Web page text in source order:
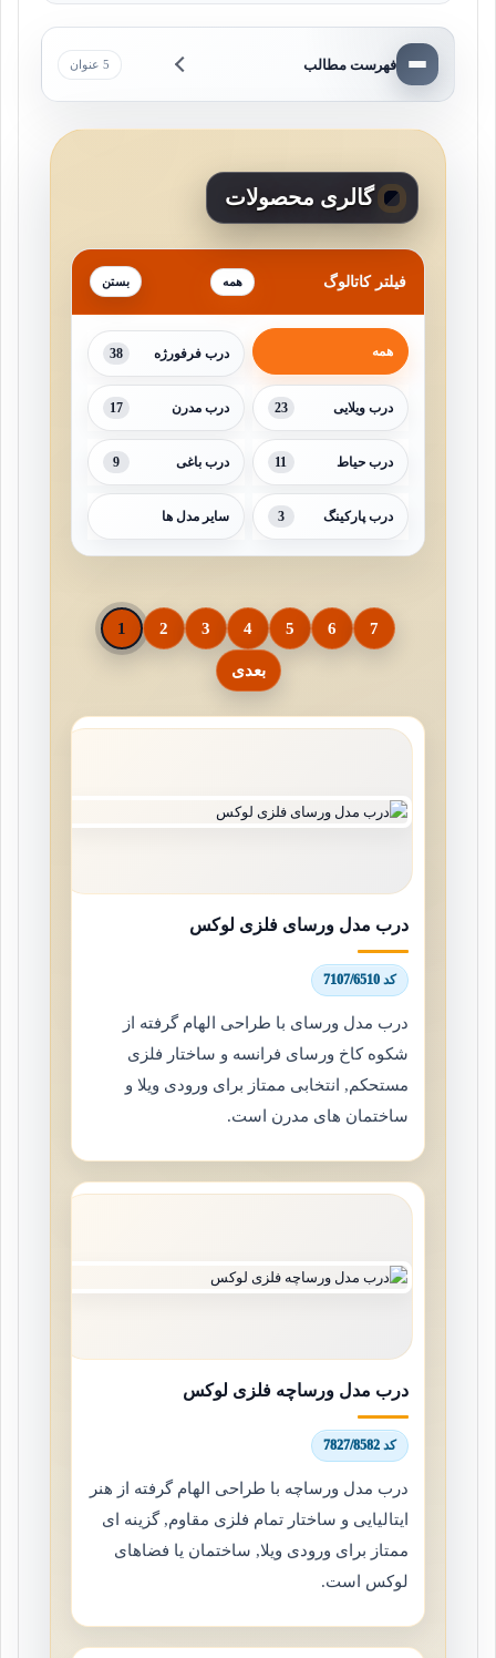
فهرست مطالب 5 عنوان
گالری محصولات
فیلتر کاتالوگ همه
همه درب فرفورژه 38
درب ویلایی 23 درب مدرن 17
درب حیاط 11 درب باغی 9
درب پارکینگ 3 سایر مدل ها
1 2 3 4 5 6 7
بعدی
درب مدل ورسای فلزی لوکس
کد 7107/6510
درب مدل ورسای با طراحی الهام گرفته از
شکوه کاخ ورسای فرانسه و ساختار فلزی
مستحکم, انتخابی ممتاز برای ورودی ویلا و
ساختمان های مدرن است.
درب مدل ورساچه فلزی لوکس
کد 7827/8582
درب مدل ورساچه با طراحی الهام گرفته از هنر
ایتالیایی و ساختار تمام فلزی مقاوم, گزینه ای
ممتاز برای ورودی ویلا, ساختمان یا فضاهای
لوکس است.